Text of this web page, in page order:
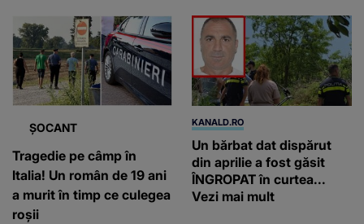
ȘOCANT
Tragedie pe câmp în
Italia! Un român de 19 ani
a murit în timp ce culegea
roșii
KANALD.RO
Un bărbat dat dispărut
din aprilie a fost găsit
ÎNGROPAT în curtea...
Vezi mai mult